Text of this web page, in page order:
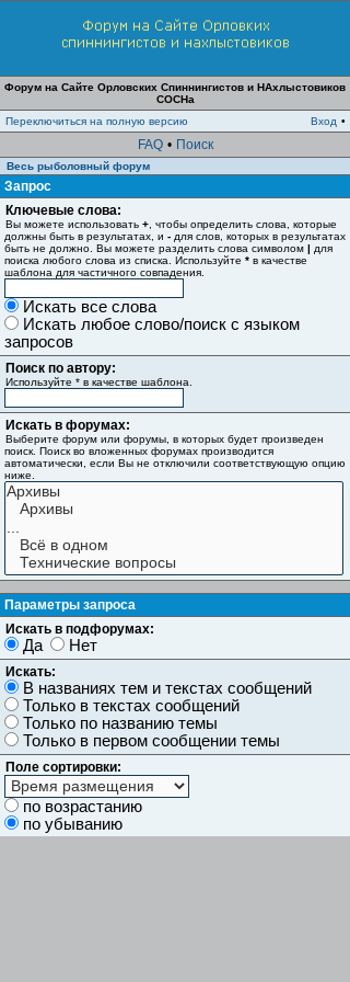
Форум на Сайте Орловских Спиннингистов и НАхлыстовиков
СОСНа
Переключиться на полную версию
Вход •
FAQ • Поиск
Весь рыболовный форум
Запрос
Ключевые слова:
Вы можете использовать + , чтобы определить слова, которые
должны быть в результатах, и - для слов, которых в результатах
быть не должно. Вы можете разделить слова символом | для
поиска любого слова из списка. Используйте * в качестве
шаблона для частичного совпадения.
Искать все слова
Искать любое слово/поиск с языком
запросов
Поиск по автору:
Используйте * в качестве шаблона.
Искать в форумах:
Выберите форум или форумы, в которых будет произведен
поиск. Поиск во вложенных форумах производится
автоматически, если Вы не отключили соответствующую опцию
ниже.
Параметры запроса
Искать в подфорумах:
Да Нет
Искать:
В названиях тем и текстах сообщений
Только в текстах сообщений
Только по названию темы
Только в первом сообщении темы
Поле сортировки:
по возрастанию
по убыванию